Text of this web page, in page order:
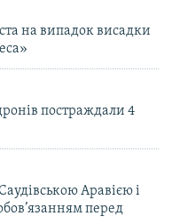
на випадок висадки
постраждали 4
Аравією і
перед